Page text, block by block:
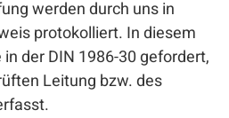
werden durch uns in
protokolliert. In diesem
der DIN 1986-30 gefordert,
Leitung bzw. des